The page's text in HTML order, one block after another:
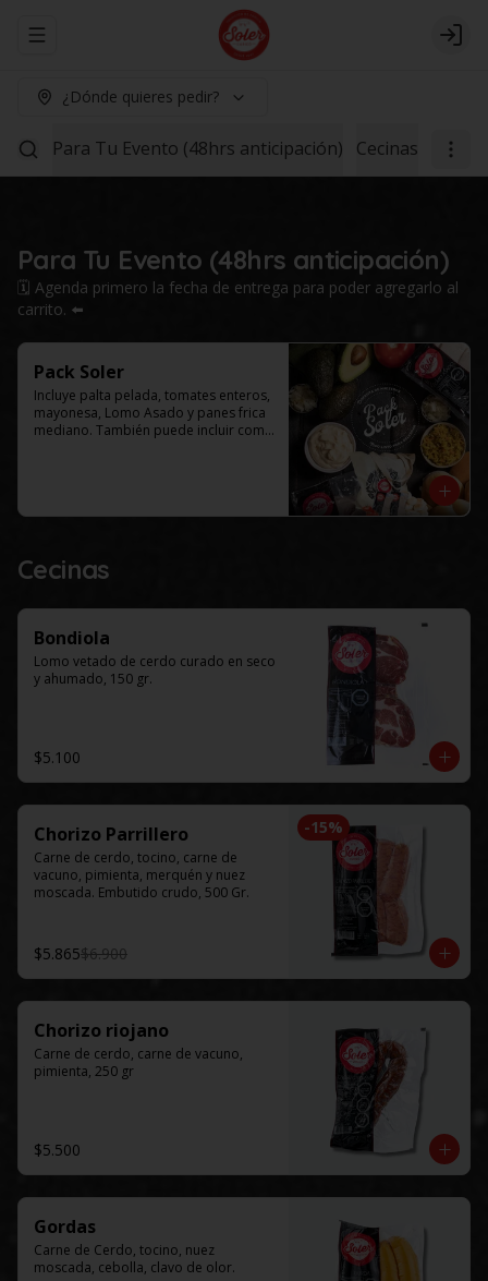
Abrir menu de navegación Login
¿Dónde quieres pedir?
Para Tu Evento (48hrs anticipación) Cecinas
Para Tu Evento (48hrs anticipación)
🗓️ Agenda primero la fecha de entrega para poder agregarlo al
carrito. ⬅️
Pack Soler
Incluye palta pelada, tomates enteros,
mayonesa, Lomo Asado y panes frica
mediano. También puede incluir como
para al menos 48 horas de
Cecinas
Bondiola
Lomo vetado de cerdo curado en seco
y ahumado, 150 gr.
$5.100
-15%
Chorizo Parrillero
Carne de cerdo, tocino, carne de
vacuno, pimienta, merquén y nuez
moscada. Embutido crudo, 500 Gr.
$5.865$6.900
Chorizo riojano
Carne de cerdo, carne de vacuno,
pimienta, 250 gr
$5.500
Gordas
Carne de Cerdo, tocino, nuez
moscada, cebolla, clavo de olor.